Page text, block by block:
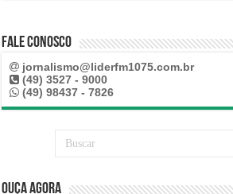
Fale Conosco
jornalismo@liderfm1075.com.br
(49) 3527 - 9000
(49) 98437 - 7826
Ouça Agora